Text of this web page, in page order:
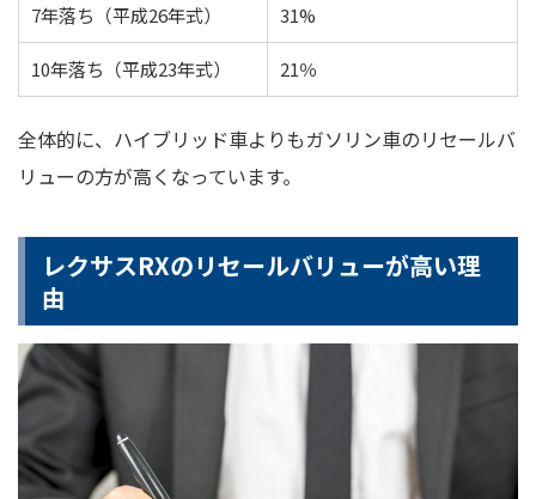
7年落ち（平成26年式） 31%
10年落ち（平成23年式） 21％
全体的に、ハイブリッド車よりもガソリン車のリセールバ
リューの方が高くなっています。
レクサスRXのリセールバリューが高い理
由